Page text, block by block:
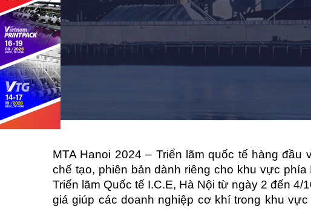
MTA Hanoi 2024 – Triển lãm quốc tế hàng
chế tạo, phiên bản dành riêng cho khu vực
Triển lãm Quốc tế I.C.E, Hà Nội từ ngày 2 đến
giá giúp các doanh nghiệp cơ khí trong khu